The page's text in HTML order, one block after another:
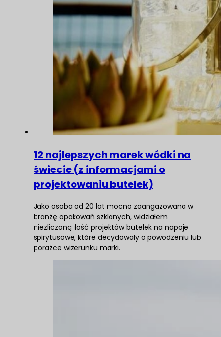
12 najlepszych marek wódki na
świecie (z informacjami o
projektowaniu butelek)
Jako osoba od 20 lat mocno zaangażowana w
branżę opakowań szklanych, widziałem
niezliczoną ilość projektów butelek na napoje
spirytusowe, które decydowały o powodzeniu lub
porażce wizerunku marki.